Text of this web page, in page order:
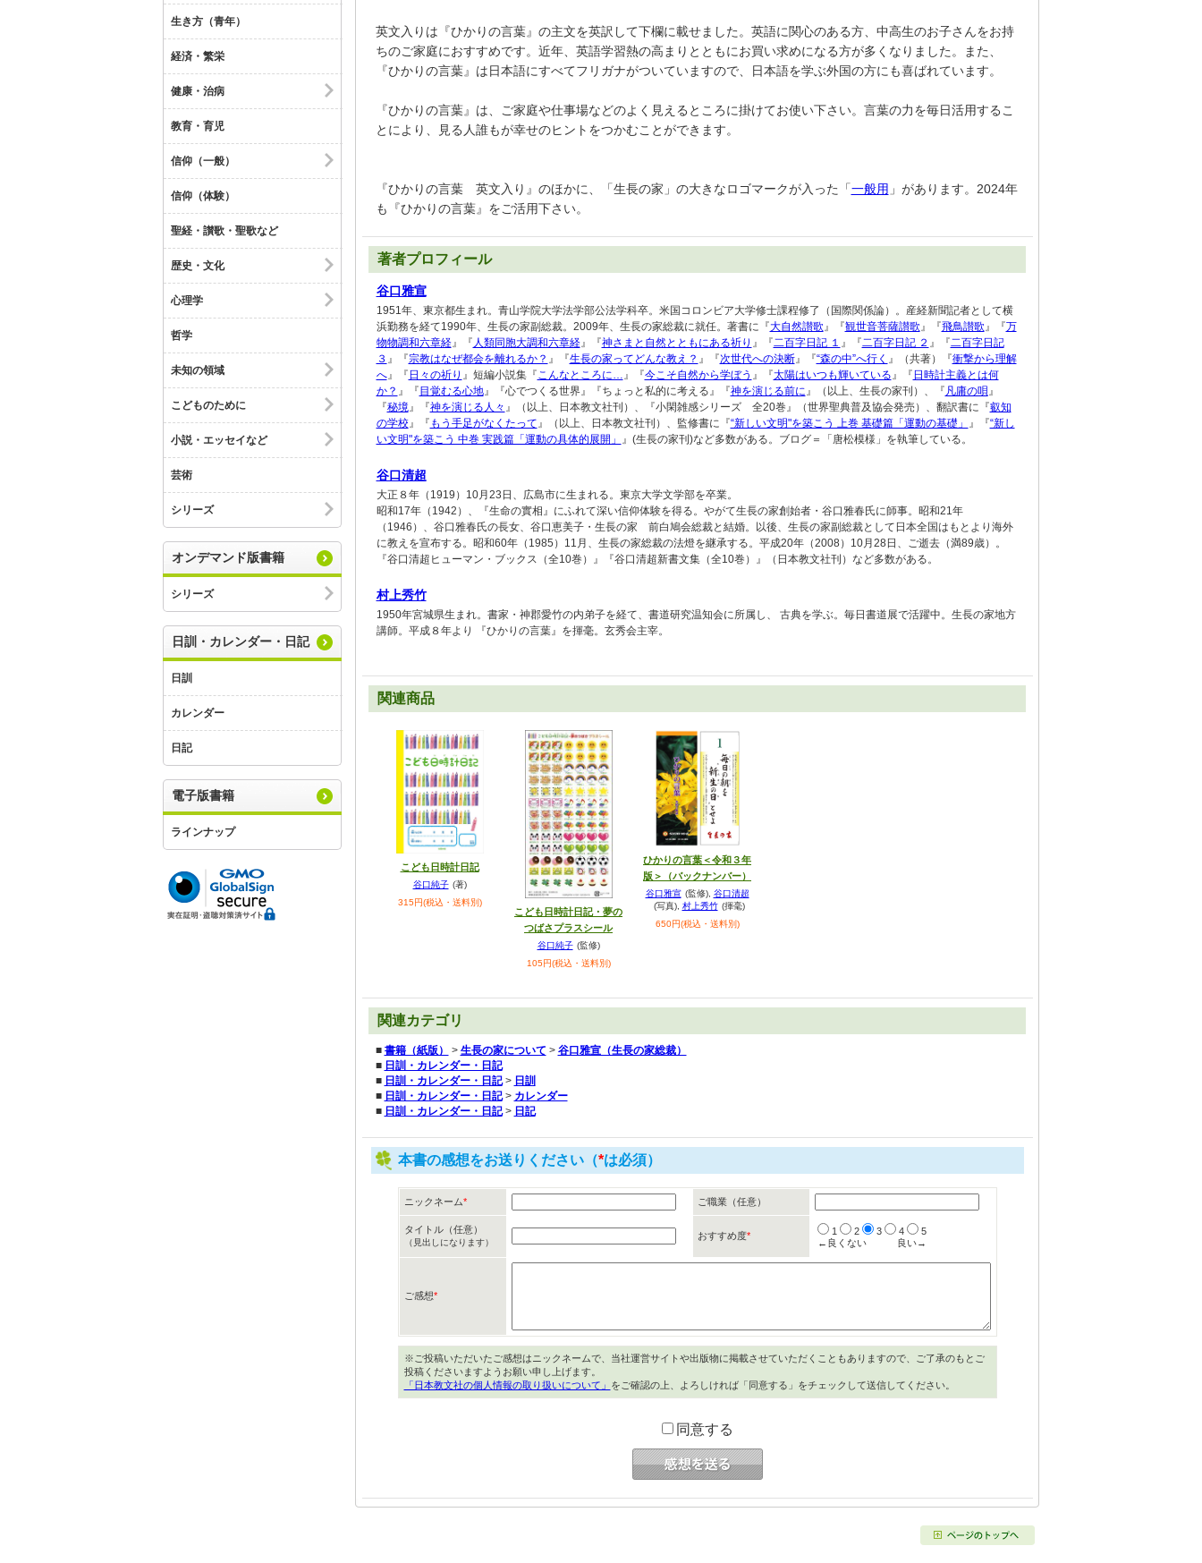
生き方（青年）
経済・繁栄
健康・治病
教育・育児
信仰（一般）
信仰（体験）
聖経・讃歌・聖歌など
歴史・文化
心理学
哲学
未知の領域
こどものために
小説・エッセイなど
芸術
シリーズ
オンデマンド版書籍
シリーズ
日訓・カレンダー・日記
日訓
カレンダー
日記
電子版書籍
ラインナップ
英文入りは『ひかりの言葉』の主文を英訳して下欄に載せました。英語に関心のある方、中高生のお子さんをお持
ちのご家庭におすすめです。近年、英語学習熱の高まりとともにお買い求めになる方が多くなりました。また、
『ひかりの言葉』は日本語にすべてフリガナがついていますので、日本語を学ぶ外国の方にも喜ばれています。
『ひかりの言葉』は、ご家庭や仕事場などのよく見えるところに掛けてお使い下さい。言葉の力を毎日活用するこ
とにより、見る人誰もが幸せのヒントをつかむことができます。
『ひかりの言葉 英文入り』のほかに、「生長の家」の大きなロゴマークが入った「一般用 」があります。2024年
も『ひかりの言葉』をご活用下さい。
著者プロフィール
谷口雅宣
1951年、東京都生まれ。青山学院大学法学部公法学科卒。米国コロンビア大学修士課程修了（国際関係論）。産経新聞記者として横
浜勤務を経て1990年、生長の家副総裁。2009年、生長の家総裁に就任。著書に『大自然讃歌』『観世音菩薩讃歌』『飛鳥讃歌』『万
物物調和六章経』『 人類同胞大調和六章経』『神さまと自然とともにある祈り 』『二百字日記 １ 』『二百字日記 ２ 』『二百字日記
３ 』『宗教はなぜ都会を離れるか？ 』『生長の家ってどんな教え？ 』『次世代への決断』『“森の中”へ行く 』（共著）『衝撃から理解
へ』『 日々の祈り 』短編小説集『こんなところに…』『今こそ自然から学ぼう 』『太陽はいつも輝いている』『 日時計主義とは何
か？ 』『 目覚むる心地』『心でつくる世界』『ちょっと私的に考える』『神を演じる前に』（以上、生長の家刊）、『凡庸の唄』
『秘境』『神を演じる人々 』（以上、日本教文社刊）、『小閑雑感シリーズ 全20巻』（世界聖典普及協会発売）、翻訳書に『叡知
の学校』『 もう手足がなくたって』（以上、日本教文社刊）、監修書に『“新しい文明"を築こう 上巻 基礎篇「運動の基礎」 』『“新し
い文明"を築こう 中巻 実践篇「運動の具体的展開」 』(生長の家刊)など多数がある。ブログ＝「唐松模様」を執筆している。
谷口清超
大正８年（1919）10月23日、広島市に生まれる。東京大学文学部を卒業。
昭和17年（1942）、『生命の實相』にふれて深い信仰体験を得る。やがて生長の家創始者・谷口雅春氏に師事。昭和21年
（1946）、谷口雅春氏の長女、谷口恵美子・生長の家 前白鳩会総裁と結婚。以後、生長の家副総裁として日本全国はもとより海外
に教えを宣布する。昭和60年（1985）11月、生長の家総裁の法燈を継承する。平成20年（2008）10月28日、ご逝去（満89歳）。
『谷口清超ヒューマン・ブックス（全10巻）』『谷口清超新書文集（全10巻）』（日本教文社刊）など多数がある。
村上秀竹
1950年宮城県生まれ。書家・神郡愛竹の内弟子を経て、書道研究温知会に所属し、 古典を学ぶ。毎日書道展で活躍中。生長の家地方
講師。平成８年より 『ひかりの言葉』を揮毫。玄秀会主宰。
関連商品
こども日時計日記
谷口純子 (著)
315円(税込・送料別)
こども日時計日記・夢の
つばさプラスシール
谷口純子 (監修)
105円(税込・送料別)
ひかりの言葉＜令和３年
版＞（バックナンバー）
谷口雅宣 (監修), 谷口清超
(写真), 村上秀竹 (揮毫)
650円(税込・送料別)
関連カテゴリ
■ 書籍（紙版） > 生長の家について > 谷口雅宣（生長の家総裁）
■ 日訓・カレンダー・日記
■ 日訓・カレンダー・日記 > 日訓
■ 日訓・カレンダー・日記 > カレンダー
■ 日訓・カレンダー・日記 > 日記
本書の感想をお送りください（*は必須）
ニックネーム* ご職業（任意）
タイトル（任意）
（見出しになります）
おすすめ度* 1 2 3 4
5
←良くない
良い→
ご感想*
※ご投稿いただいたご感想はニックネームで、当社運営サイトや出版物に掲載させていただくこともありますので、ご了承のもとご
投稿くださいますようお願い申し上げます。
「日本教文社の個人情報の取り扱いについて」 をご確認の上、よろしければ「同意する」をチェックして送信してください。
同意する